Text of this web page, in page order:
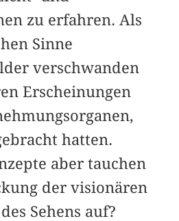
zu erfahren. Als
Sinne
verschwanden
Erscheinungen
hatten.
aber tauchen
der visionären
Sehens auf?